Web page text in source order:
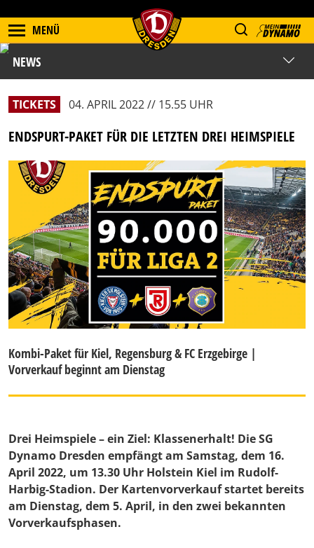
MENÜ
NEWS
TICKETS 04. APRIL 2022 // 15.55 UHR
ENDSPURT-PAKET FÜR DIE LETZTEN DREI HEIMSPIELE
Kombi-Paket für Kiel, Regensburg & FC Erzgebirge |
Vorverkauf beginnt am Dienstag
Drei Heimspiele – ein Ziel: Klassenerhalt! Die SG
Dynamo Dresden empfängt am Samstag, dem 16.
April 2022, um 13.30 Uhr Holstein Kiel im Rudolf-
Harbig-Stadion. Der Kartenvorverkauf startet bereits
am Dienstag, dem 5. April, in den zwei bekannten
Vorverkaufsphasen.